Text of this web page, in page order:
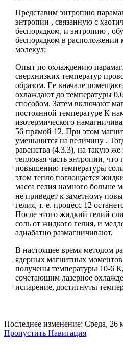
Представим энтропию
энтропии , связанную с
беспорядком, и энтропию ,
беспорядком в
молекул:
Опыт по охлаждению
сверхнизких температур
образом. Ее вначале
охлаждают до температуры
способом. Затем включают
постоянной температуре К
изотермического
56 прямой 12. При этом
уменьшится на величину .
равенства (4.3.3), на такую же
тепловая часть энтропии, что
повышению температуры
этом тепло поглощается
масса гелия намного больше
не приведет к заметному
гелия, т. е. процесс 12
После этого жидкий гелий
соль от жидкого гелия, и
адиабатно размагничивают.
В настоящее время методом
ядерных магнитных
получены температуры 10-6
сочетающим лазерное
испарение, достигнуты
Последнее изменение: Среда, 26
Пропустить Навигация